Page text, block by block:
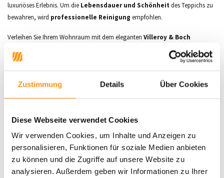
Zustimmung Details Über Cookies
Diese Webseite verwendet Cookies
Wir verwenden Cookies, um Inhalte und Anzeigen zu
personalisieren, Funktionen für soziale Medien anbieten
zu können und die Zugriffe auf unsere Website zu
analysieren. Außerdem geben wir Informationen zu Ihrer
luxuriöses Erlebnis. Um die Lebensdauer und Schönheitdes Teppichs zu
bewahren, wird professionelle Reinigung empfohlen.
Verleihen Sie Ihrem Wohnraum mit dem eleganten Villeroy & Boch
eine besondere Note. Dieser Teppich ist mehr als nur ein
dekoratives Element; er ist eine
Komfort.
Über Villeroy & Boch
Villeroy & Bochwurde1748
seine innovativen und stilvollen Produkte, die darauf abzielen, das Leben der
Menschen zu verbessern und deren Interieur eine persönliche Note zu
verleihen. Mit über275 JahrenGeschichte istVilleroy & Bochtief in der
europäischen Kultur verwurzelt und hat mit seinen hochwertigen Keramiken
und Porzellanen weltweit einen bleibenden Eindruck hinterlassen.